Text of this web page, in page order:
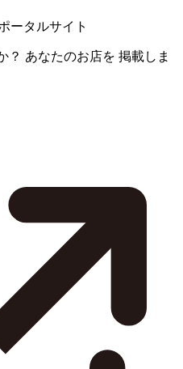
ータルサイト
？ あなたのお店を 掲載しま